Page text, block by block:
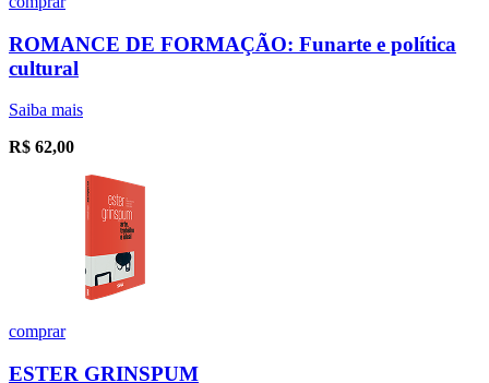
ROMANCE DE FORMAÇÃO: Funarte e política
cultural
Saiba mais
R$ 62,00
comprar
ESTER GRINSPUM